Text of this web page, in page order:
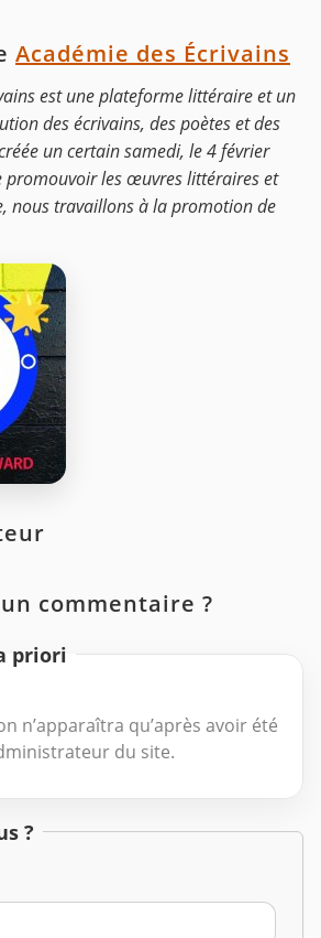
Académie des Écrivains
est une plateforme littéraire et un
des écrivains, des poètes et des
un certain samedi, le 4 février
promouvoir les œuvres littéraires et
nous travaillons à la promotion de
commentaire ?
priori
n’apparaîtra qu’après avoir été
du site.
?